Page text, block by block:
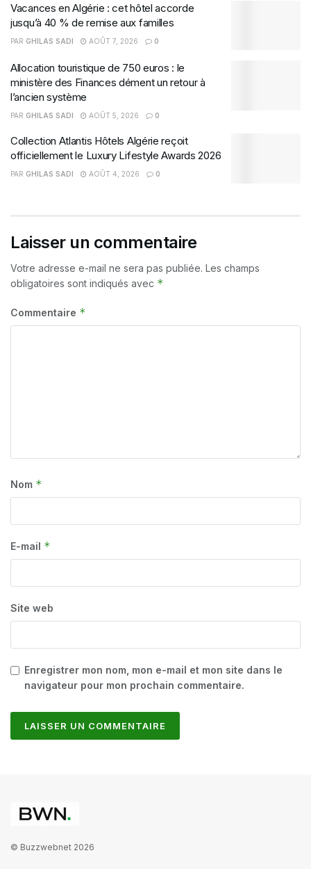
Vacances en Algérie : cet hôtel accorde
jusqu’à 40 % de remise aux familles
PAR GHILAS SADI AOÛT 7, 2026 0
Allocation touristique de 750 euros : le
ministère des Finances dément un retour à
l’ancien système
PAR GHILAS SADI AOÛT 5, 2026 0
Collection Atlantis Hôtels Algérie reçoit
officiellement le Luxury Lifestyle Awards 2026
PAR GHILAS SADI AOÛT 4, 2026 0
Laisser un commentaire
Votre adresse e-mail ne sera pas publiée. Les champs
obligatoires sont indiqués avec *
Commentaire *
Nom *
E-mail *
Site web
Enregistrer mon nom, mon e-mail et mon site dans le
navigateur pour mon prochain commentaire.
© Buzzwebnet 2026